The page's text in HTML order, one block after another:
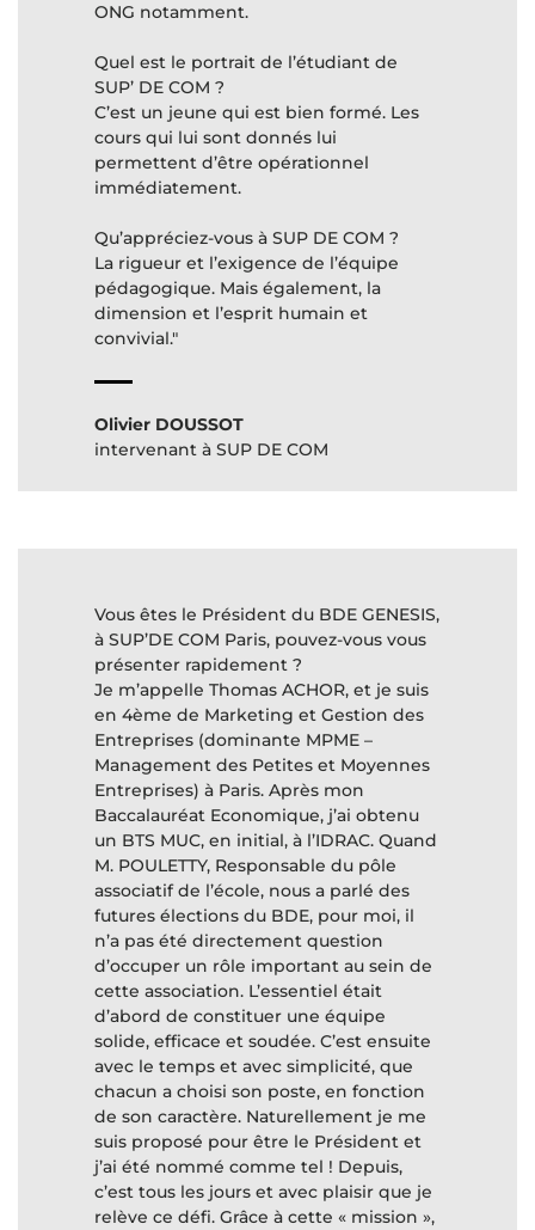
ONG notamment.
Quel est le portrait de l’étudiant de
SUP’ DE COM ?
C’est un jeune qui est bien formé. Les
cours qui lui sont donnés lui
permettent d’être opérationnel
immédiatement.
Qu’appréciez-vous à SUP DE COM ?
La rigueur et l’exigence de l’équipe
pédagogique. Mais également, la
dimension et l’esprit humain et
Olivier DOUSSOT
intervenant à SUP DE COM
Vous êtes le Président du BDE GENESIS,
à SUP’DE COM Paris, pouvez-vous vous
présenter rapidement ?
Je m’appelle Thomas ACHOR, et je suis
en 4ème de Marketing et Gestion des
Entreprises (dominante MPME –
Management des Petites et Moyennes
Entreprises) à Paris. Après mon
Baccalauréat Economique, j’ai obtenu
un BTS MUC, en initial, à l’IDRAC. Quand
M. POULETTY, Responsable du pôle
associatif de l’école, nous a parlé des
futures élections du BDE, pour moi, il
n’a pas été directement question
d’occuper un rôle important au sein de
cette association. L’essentiel était
d’abord de constituer une équipe
solide, efficace et soudée. C’est ensuite
avec le temps et avec simplicité, que
chacun a choisi son poste, en fonction
de son caractère. Naturellement je me
suis proposé pour être le Président et
j’ai été nommé comme tel ! Depuis,
c’est tous les jours et avec plaisir que je
relève ce défi. Grâce à cette « mission »,